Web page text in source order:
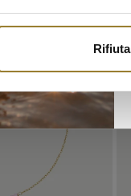
Rifiuta